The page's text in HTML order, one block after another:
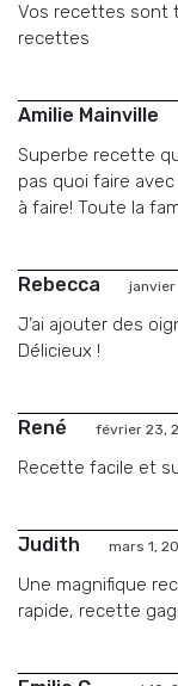
Vos recettes sont
recettes
Amilie Mainville
Superbe recette
pas quoi faire
à faire! Toute la
Rebecca janvier
J’ai ajouter des
Délicieux !
René février 23,
Recette facile et
Judith mars 1,
Une magnifique
rapide, recette